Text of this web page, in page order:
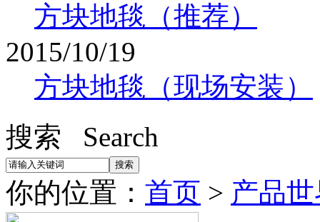
方块地毯（推荐）
2015/10/19
方块地毯（现场安装）
搜索 Search
你的位置： 首页 > 产品